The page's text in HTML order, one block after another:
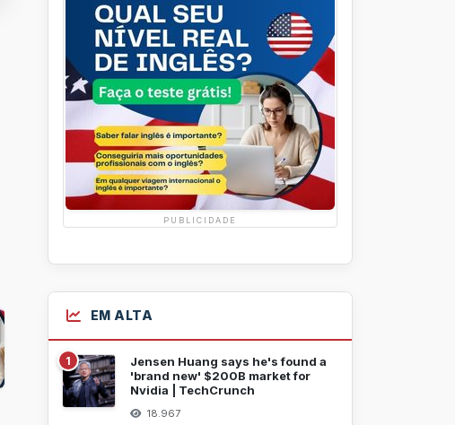
PUBLICIDADE
EM ALTA
1
Jensen Huang says he's found a
'brand new' $200B market for
Nvidia | TechCrunch
18.967